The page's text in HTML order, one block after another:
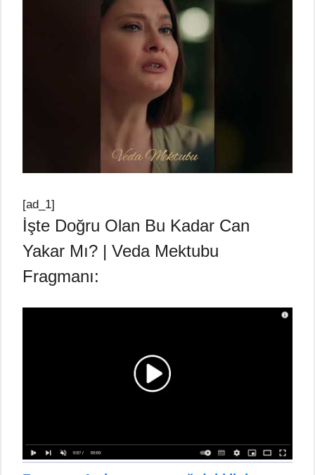
[ad_1]
İşte Doğru Olan Bu Kadar Can
Yakar Mı? | Veda Mektubu
Fragmanı: